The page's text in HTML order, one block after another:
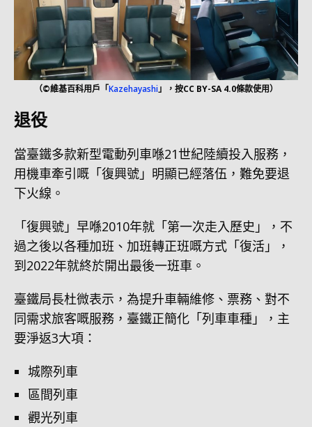
（©維基百科用戶「Kazehayashi」，按CC BY-SA 4.0條款使用）
退役
當臺鐵多款新型電動列車喺21世紀陸續投入服務，
用機車牽引嘅「復興號」明顯已經落伍，難免要退
下火線。
「復興號」早喺2010年就「第一次走入歷史」，不
過之後以各種加班、加班轉正班嘅方式「復活」，
到2022年就終於開出最後一班車。
臺鐵局長杜微表示，為提升車輛維修、票務、對不
同需求旅客嘅服務，臺鐵正簡化「列車車種」，主
要淨返3大項：
城際列車
區間列車
觀光列車